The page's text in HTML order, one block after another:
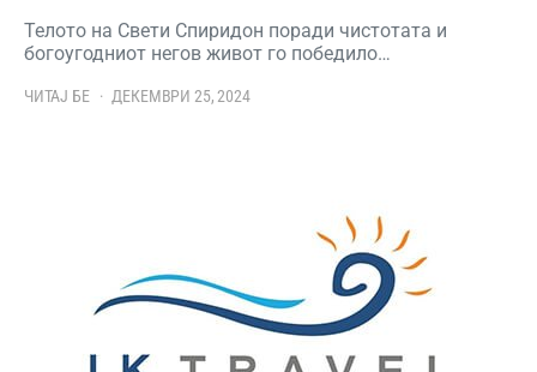
Телото на Свети Спиридон поради чистотата и
богоугодниот негов живот го победило…
ЧИТАЈ БЕ ДЕКЕМВРИ 25, 2024